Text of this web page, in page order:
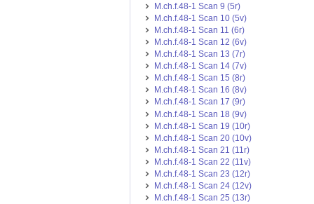
M.ch.f.48-1 Scan 9 (5r)
M.ch.f.48-1 Scan 10 (5v)
M.ch.f.48-1 Scan 11 (6r)
M.ch.f.48-1 Scan 12 (6v)
M.ch.f.48-1 Scan 13 (7r)
M.ch.f.48-1 Scan 14 (7v)
M.ch.f.48-1 Scan 15 (8r)
M.ch.f.48-1 Scan 16 (8v)
M.ch.f.48-1 Scan 17 (9r)
M.ch.f.48-1 Scan 18 (9v)
M.ch.f.48-1 Scan 19 (10r)
M.ch.f.48-1 Scan 20 (10v)
M.ch.f.48-1 Scan 21 (11r)
M.ch.f.48-1 Scan 22 (11v)
M.ch.f.48-1 Scan 23 (12r)
M.ch.f.48-1 Scan 24 (12v)
M.ch.f.48-1 Scan 25 (13r)